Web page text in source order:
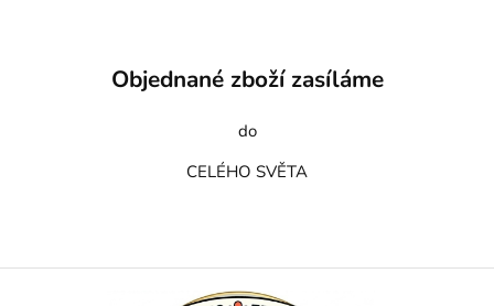
Objednané zboží zasíláme
do
CELÉHO SVĚTA